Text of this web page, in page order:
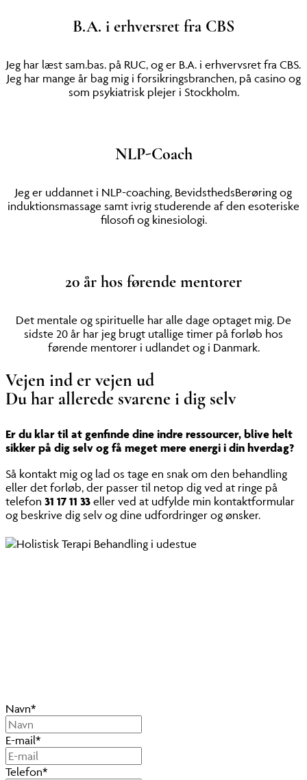
B.A. i erhversret fra CBS
Jeg har læst sam.bas. på RUC, og er B.A. i erhvervsret fra CBS.
Jeg har mange år bag mig i forsikringsbranchen, på casino og
som psykiatrisk plejer i Stockholm.
NLP-Coach
Jeg er uddannet i NLP-coaching, BevidsthedsBerøring og
induktionsmassage samt ivrig studerende af den esoteriske
filosofi og kinesiologi.
20 år hos førende mentorer
Det mentale og spirituelle har alle dage optaget mig. De
sidste 20 år har jeg brugt utallige timer på forløb hos
førende mentorer i udlandet og i Danmark.
Vejen ind er vejen ud
Du har allerede svarene i dig selv
Er du klar til at genfinde dine indre ressourcer, blive helt
sikker på dig selv og få meget mere energi i din hverdag?
Så kontakt mig og lad os tage en snak om den behandling
eller det forløb, der passer til netop dig ved at ringe på
telefon 31 17 11 33 eller ved at udfylde min kontaktformular
og beskrive dig selv og dine udfordringer og ønsker.
Navn*
E-mail*
Telefon*